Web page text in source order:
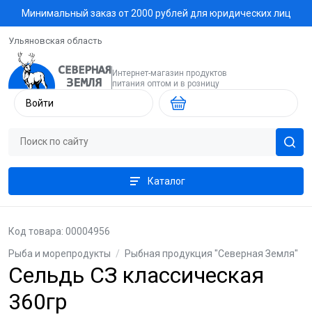
Минимальный заказ от 2000 рублей для юридических лиц
Ульяновская область
Интернет-магазин продуктов
питания оптом и в розницу
Войти
Каталог
Рыба и морепродукты / Рыбная продукция "Северная Земля"
Сельдь СЗ классическая
360гр
Код товара: 00004956